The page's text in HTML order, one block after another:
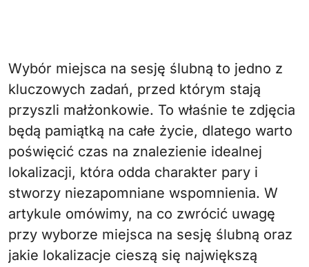
Wybór miejsca na sesję ślubną to jedno z
kluczowych zadań, przed którym stają
przyszli małżonkowie. To właśnie te zdjęcia
będą pamiątką na całe życie, dlatego warto
poświęcić czas na znalezienie idealnej
lokalizacji, która odda charakter pary i
stworzy niezapomniane wspomnienia. W
artykule omówimy, na co zwrócić uwagę
przy wyborze miejsca na sesję ślubną oraz
jakie lokalizacje cieszą się największą